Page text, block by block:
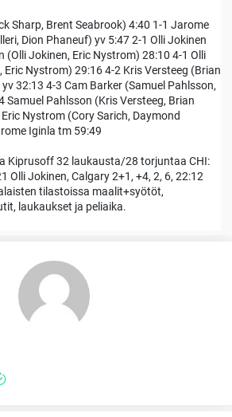
Sharp, Brent Seabrook) 4:40 1-1 Jarome
Dion Phaneuf) yv 5:47 2-1 Olli Jokinen
(Olli Jokinen, Eric Nystrom) 28:10 4-1 Olli
Nystrom) 29:16 4-2 Kris Versteeg (Brian
32:13 4-3 Cam Barker (Samuel Pahlsson,
Samuel Pahlsson (Kris Versteeg, Brian
Nystrom (Cory Sarich, Daymond
Iginla tm 59:49
Kiprusoff 32 laukausta/28 torjuntaa CHI:
Olli Jokinen, Calgary 2+1, +4, 2, 6, 22:12
tilastoissa maalit+syötöt,
laukaukset ja peliaika.